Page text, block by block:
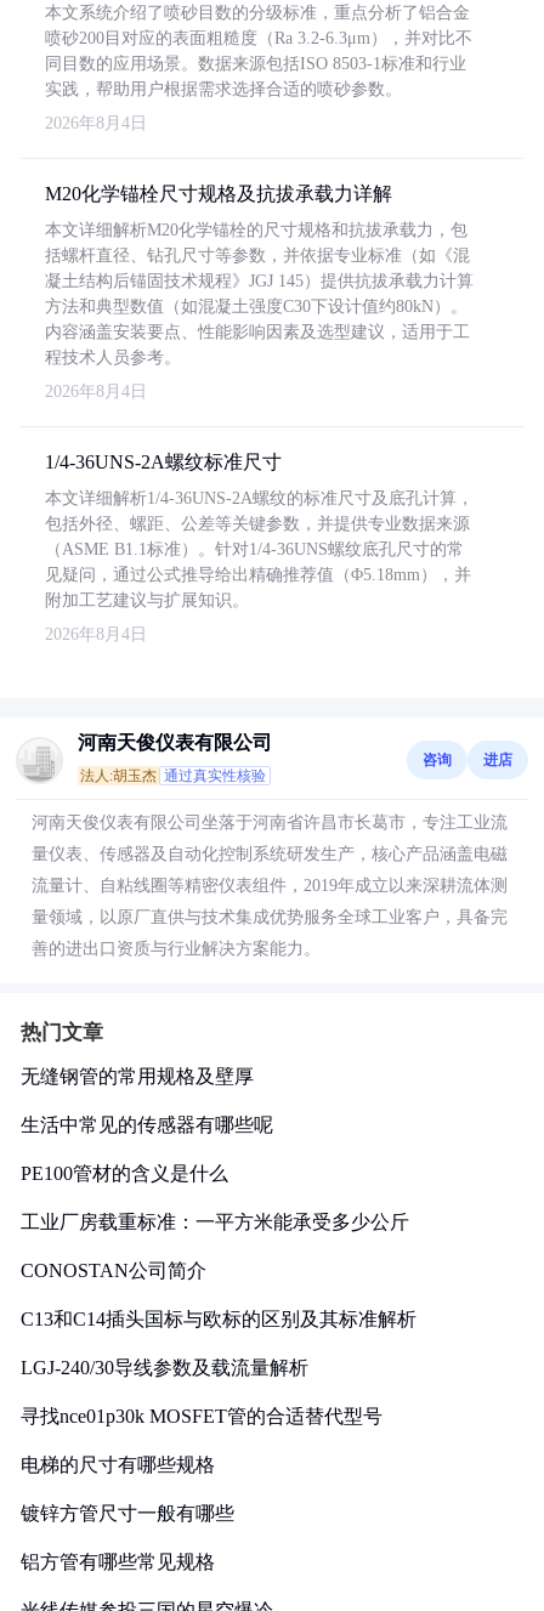
本文系统介绍了喷砂目数的分级标准，重点分析了铝合金
喷砂200目对应的表面粗糙度（Ra 3.2-6.3μm），并对比不
同目数的应用场景。数据来源包括ISO 8503-1标准和行业
实践，帮助用户根据需求选择合适的喷砂参数。
2026年8月4日
M20化学锚栓尺寸规格及抗拔承载力详解
本文详细解析M20化学锚栓的尺寸规格和抗拔承载力，包
括螺杆直径、钻孔尺寸等参数，并依据专业标准（如《混
凝土结构后锚固技术规程》JGJ 145）提供抗拔承载力计算
方法和典型数值（如混凝土强度C30下设计值约80kN）。
内容涵盖安装要点、性能影响因素及选型建议，适用于工
程技术人员参考。
2026年8月4日
1/4-36UNS-2A螺纹标准尺寸
本文详细解析1/4-36UNS-2A螺纹的标准尺寸及底孔计算，
包括外径、螺距、公差等关键参数，并提供专业数据来源
（ASME B1.1标准）。针对1/4-36UNS螺纹底孔尺寸的常
见疑问，通过公式推导给出精确推荐值（Φ5.18mm），并
附加工艺建议与扩展知识。
2026年8月4日
河南天俊仪表有限公司
法人:胡玉杰 通过真实性核验
咨询 进店
河南天俊仪表有限公司坐落于河南省许昌市长葛市，专注工业流
量仪表、传感器及自动化控制系统研发生产，核心产品涵盖电磁
流量计、自粘线圈等精密仪表组件，2019年成立以来深耕流体测
量领域，以原厂直供与技术集成优势服务全球工业客户，具备完
善的进出口资质与行业解决方案能力。
热门文章
无缝钢管的常用规格及壁厚
生活中常见的传感器有哪些呢
PE100管材的含义是什么
工业厂房载重标准：一平方米能承受多少公斤
CONOSTAN公司简介
C13和C14插头国标与欧标的区别及其标准解析
LGJ-240/30导线参数及载流量解析
寻找nce01p30k MOSFET管的合适替代型号
电梯的尺寸有哪些规格
镀锌方管尺寸一般有哪些
铝方管有哪些常见规格